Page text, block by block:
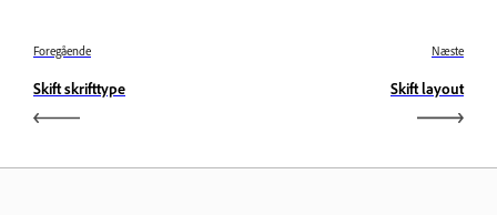
Foregående
Skift skrifttype
Næste
Skift layout